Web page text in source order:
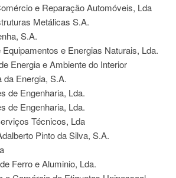
e Reparação Automóveis, Lda
Metálicas S.A.
S.A.
e Energias Naturais, Lda.
Energia e Ambiente do Interior
da Energia, S.A.
de Engenharia, Lda.
de Engenharia, Lda.
Técnicos, Lda
Pinto da Silva, S.A.
Ferro e Aluminio, Lda.